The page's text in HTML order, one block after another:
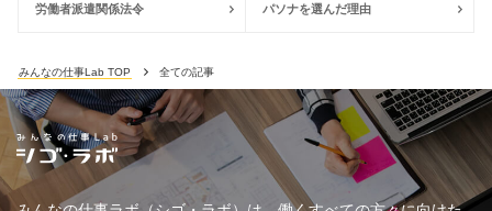
労働者派遣関係法令 パソナを選んだ理由
みんなの仕事Lab TOP 全ての記事